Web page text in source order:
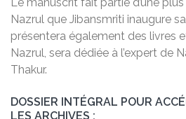
Nazrul que Jibansmriti inaugure
présentera également des livres
Nazrul, sera dédiée à l’expert de
Thakur.
DOSSIER INTÉGRAL POUR
LES ARCHIVES :